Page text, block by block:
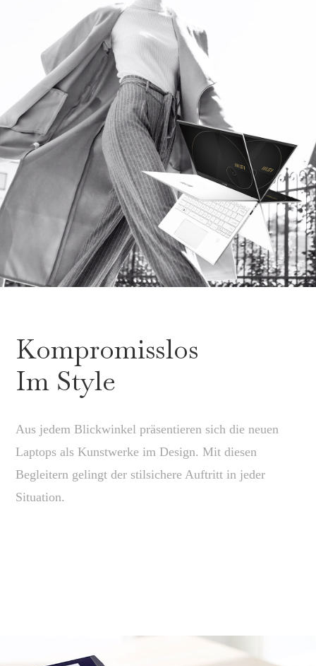
Kompromisslos
Im Style
Aus jedem Blickwinkel präsentieren sich die neuen
Laptops als Kunstwerke im Design. Mit diesen
Begleitern gelingt der stilsichere Auftritt in jeder
Situation.